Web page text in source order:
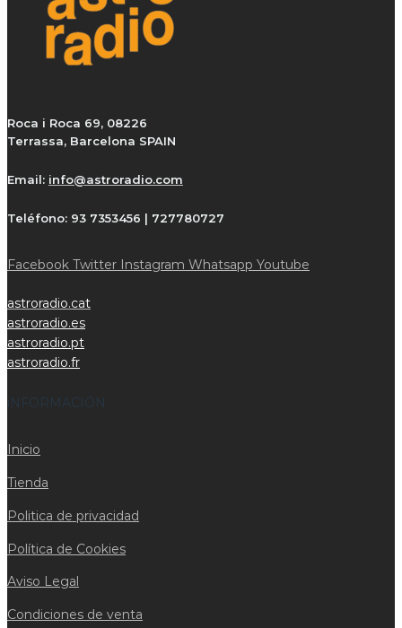
Roca i Roca 69, 08226
Terrassa, Barcelona SPAIN
Email: info@astroradio.com
Teléfono: 93 7353456 | 727780727
Facebook Twitter Instagram Whatsapp Youtube
astroradio.cat
astroradio.es
astroradio.pt
astroradio.fr
iNFORMACIÓN
Inicio
Tienda
Politica de privacidad
Política de Cookies
Aviso Legal
Condiciones de venta